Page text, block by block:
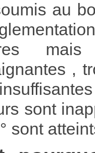
au
,
sont
sont